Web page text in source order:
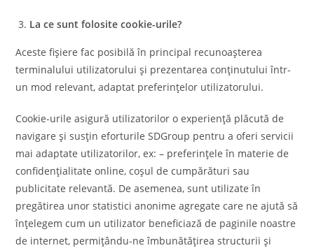
La ce sunt folosite cookie-urile?
Aceste fișiere fac posibilă în principal recunoașterea
terminalului utilizatorului și prezentarea conținutului într-
un mod relevant, adaptat preferințelor utilizatorului.
Cookie-urile asigură utilizatorilor o experiență plăcută de
navigare și susțin eforturile SDGroup pentru a oferi servicii
mai adaptate utilizatorilor, ex: – preferințele în materie de
confidențialitate online, coșul de cumpărături sau
publicitate relevantă. De asemenea, sunt utilizate în
pregătirea unor statistici anonime agregate care ne ajută să
înțelegem cum un utilizator beneficiază de paginile noastre
de internet, permițându-ne îmbunătățirea structurii și